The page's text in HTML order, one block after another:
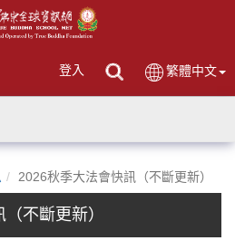
登入 繁體中文
2026秋季大法會快訊（不斷更新）
不斷更新）